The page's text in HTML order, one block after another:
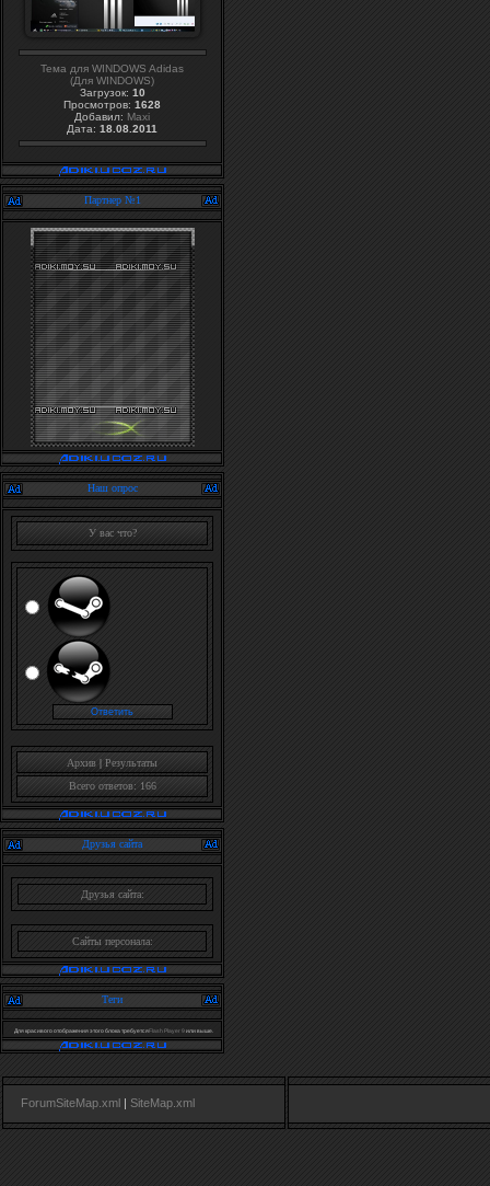
Тема для WINDOWS Adidas
(Для WINDOWS)
Загрузок: 10
Просмотров: 1628
Добавил: Maxi
Дата: 18.08.2011
Партнер №1
Наш опрос
У вас что?
Архив | Результаты
Всего ответов: 166
Друзья сайта
Друзья сайта:
Сайты персонала:
Теги
Для красивого отображения этого блока требуетсяFlash Player 9или выше.
ForumSiteMap.xml | SiteMap.xml